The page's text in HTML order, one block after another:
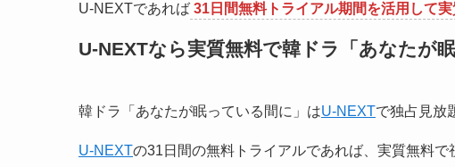
U-NEXTであれば 31日間無料トライアル期間を活用して
U-NEXTなら実質無料で韓ドラ「あなたが
韓ドラ「あなたが眠っている間に」はU-NEXTで独占見放
U-NEXTの31日間の無料トライアルであれば、実質無料で